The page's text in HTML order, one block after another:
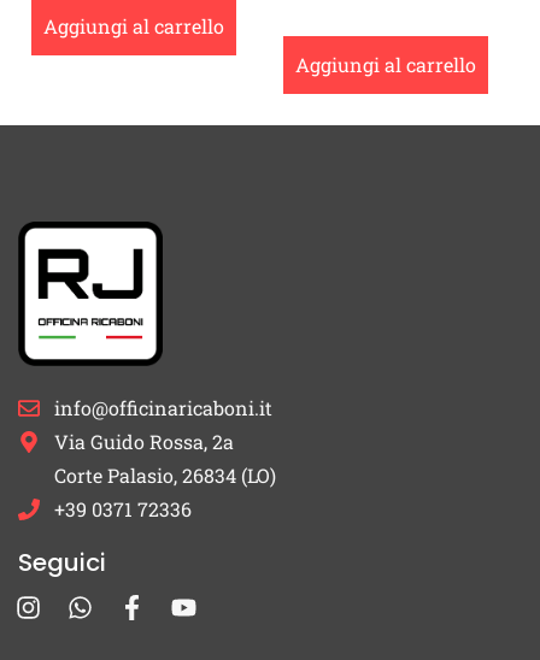
Aggiungi al carrello
Aggiungi al carrello
info@officinaricaboni.it
Via Guido Rossa, 2a
Corte Palasio, 26834 (LO)
+39 0371 72336
Seguici